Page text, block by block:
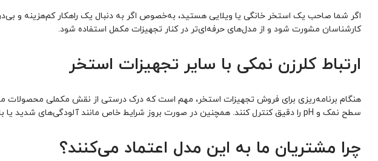
اگر شما صاحب یک استخر خانگی یا ویلایی هستید، به‌خصوص اگر به دنبال یک راهکار کم‌هزینه و
کارشناسان مشورت شود و از مدل‌های حرفه‌ای‌تر در کنار تجهیزات مکمل استفاده شود.
ارتباط کلرزن نمکی با سایر تجهیزات استخر
هنگام برنامه‌ریزی برای فروش تجهیزات استخر، مهم است که درک درستی از نقش مکملی محصولات
سطح نمک و pH را دقیق کنترل کنند. همچنین در صورت بروز شرایط خاص مانند آلودگی‌های شدید یا بارندگی‌های زیاد، استفاده موقت از ضد کف استخر یا ضد جلبک استخر به همراه دستگاه پیشنهاد می‌شود.
چرا مشتریان ما به این مدل اعتماد می‌کنند؟